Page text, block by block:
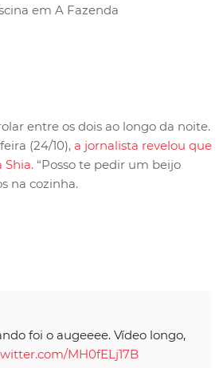
em A Fazenda
entre os dois ao longo da noite.
(24/10), a jornalista revelou que
Shia. “Posso te pedir um beijo
na cozinha.
foi o augeeee. Vídeo longo,
MH0fELj17B